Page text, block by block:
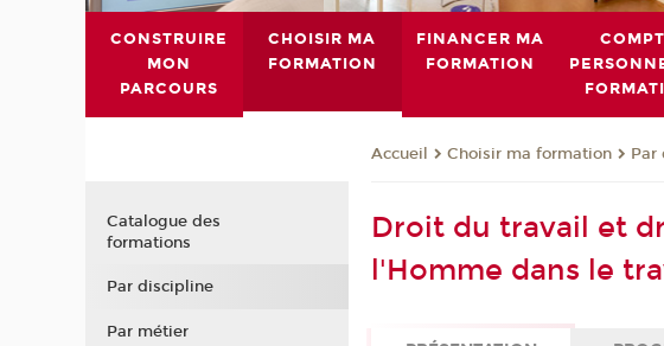
CONSTRUIRE
MON
PARCOURS
CHOISIR MA
FORMATION
FINANCER MA
FORMATION
Accueil Choisir ma formation Par
Droit du travail et
l'Homme dans le
Catalogue des
formations
Par discipline
Par métier